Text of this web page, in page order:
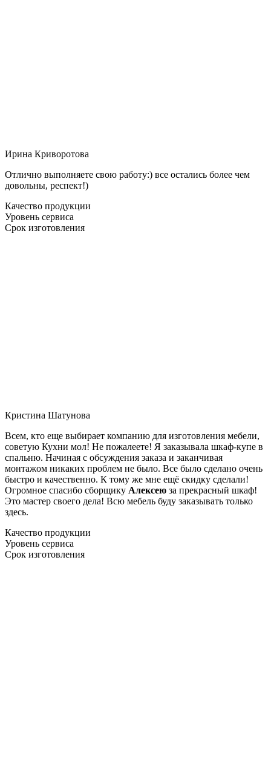
Ирина Криворотова
Отлично выполняете свою работу:) все остались более чем
довольны, респект!)
Качество продукции
Уровень сервиса
Срок изготовления
Кристина Шатунова
Всем, кто еще выбирает компанию для изготовления мебели,
советую Кухни мол! Не пожалеете! Я заказывала шкаф-купе в
спальню. Начиная с обсуждения заказа и заканчивая
монтажом никаких проблем не было. Все было сделано очень
быстро и качественно. К тому же мне ещё скидку сделали!
Огромное спасибо сборщику Алексею за прекрасный шкаф!
Это мастер своего дела! Всю мебель буду заказывать только
здесь.
Качество продукции
Уровень сервиса
Срок изготовления